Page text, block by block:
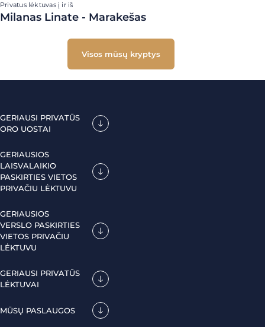
Privatus lėktuvas į ir iš
Milanas Linate - Marakešas
Visos mūsų kryptys
GERIAUSI PRIVATŪS
ORO UOSTAI
GERIAUSIOS
LAISVALAIKIO
PASKIRTIES VIETOS
PRIVAČIU LĖKTUVU
GERIAUSIOS
VERSLO PASKIRTIES
VIETOS PRIVAČIU
LĖKTUVU
GERIAUSI PRIVATŪS
LĖKTUVAI
MŪSŲ PASLAUGOS